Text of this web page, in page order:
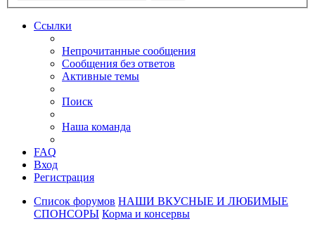
Ссылки
Непрочитанные сообщения
Сообщения без ответов
Активные темы
Поиск
Наша команда
FAQ
Вход
Регистрация
Список форумов НАШИ ВКУСНЫЕ И ЛЮБИМЫЕ
СПОНСОРЫ Корма и консервы